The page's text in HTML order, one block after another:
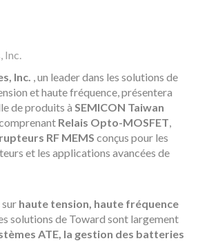
Inc.
Inc. , un leader dans les solutions de
et haute fréquence, présentera
de produits à SEMICON Taiwan
Relais Opto-MOSFET,
RF MEMS conçus pour les
et les applications avancées de
sur haute tension, haute fréquence
solutions de Toward sont largement
ATE, la gestion des batteries